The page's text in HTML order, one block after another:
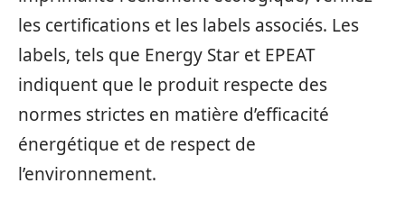
les certifications et les labels associés. Les
labels, tels que Energy Star et EPEAT
indiquent que le produit respecte des
normes strictes en matière d’efficacité
énergétique et de respect de
l’environnement.